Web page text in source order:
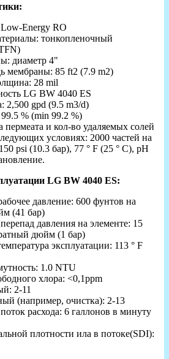
Energy RO
тонкопленочный
диаметр 4"
мембраны: 85 ft2 (7.9 m2)
28 mil
LG BW 4040 ES
2,500 gpd (9.5 m3/d)
% (min 99.2 %)
пермеата и кол-во удаляемых солей
условиях: 2000 частей на
psi (10.3 бар), 77 ° F (25 ° C), рН
LG BW 4040 ES:
давление: 600 фунтов на
(41 бар)
давления на элементе: 15
дюйм (1 бар)
эксплуатации: 113 ° F
1.0 NTU
хлора: <0,1ppm
2-11
(например, очистка): 2-13
расхода: 6 галлонов в минуту
плотности ила в потоке(SDI):